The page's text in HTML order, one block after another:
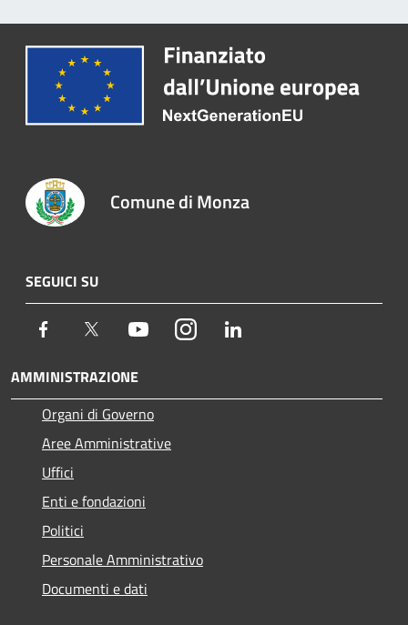
Comune di Monza
SEGUICI SU
Facebook Twitter YoutubeInstagram
AMMINISTRAZIONE
Organi di Governo
Aree Amministrative
Uffici
Enti e fondazioni
Politici
Personale Amministrativo
Documenti e dati